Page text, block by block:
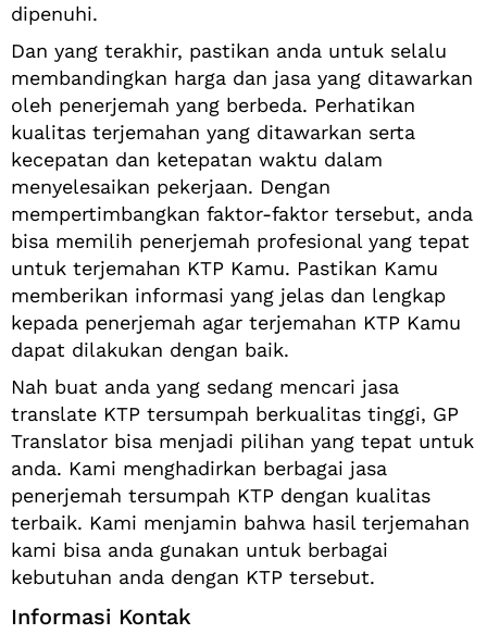
dipenuhi.
Dan yang terakhir, pastikan anda untuk selalu
membandingkan harga dan jasa yang ditawarkan
oleh penerjemah yang berbeda. Perhatikan
kualitas terjemahan yang ditawarkan serta
kecepatan dan ketepatan waktu dalam
menyelesaikan pekerjaan. Dengan
mempertimbangkan faktor-faktor tersebut, anda
bisa memilih penerjemah profesional yang tepat
untuk terjemahan KTP Kamu. Pastikan Kamu
memberikan informasi yang jelas dan lengkap
kepada penerjemah agar terjemahan KTP Kamu
dapat dilakukan dengan baik.
Nah buat anda yang sedang mencari jasa
translate KTP tersumpah berkualitas tinggi, GP
Translator bisa menjadi pilihan yang tepat untuk
anda. Kami menghadirkan berbagai jasa
penerjemah tersumpah KTP dengan kualitas
terbaik. Kami menjamin bahwa hasil terjemahan
kami bisa anda gunakan untuk berbagai
kebutuhan anda dengan KTP tersebut.
Informasi Kontak